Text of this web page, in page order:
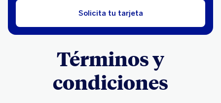
Solicita tu tarjeta
Términos y
condiciones